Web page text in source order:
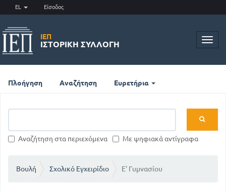
EL Είσοδος
ΙΕΠ
ΙΣΤΟΡΙΚΉ ΣΥΛΛΟΓΉ
Πλοήγηση Αναζήτηση Ευρετήρια
Αναζήτηση στα περιεχόμενα Με ψηφιακά αντίγραφα
Βουλή Σχολικό Εγχειρίδιο Ε' Γυμνασίου